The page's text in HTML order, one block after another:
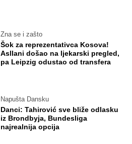
Zna se i zašto
Šok za reprezentativca Kosova!
Asllani došao na ljekarski pregled,
pa Leipzig odustao od transfera
Napušta Dansku
Danci: Tahirović sve bliže odlasku
iz Brondbyja, Bundesliga
najrealnija opcija